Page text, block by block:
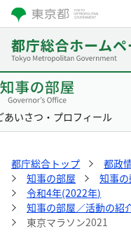
あいさつ・プロフィール
都庁総合トップ 都政
知事の部屋
知事の
令和4年(2022年)
知事の部屋／活動の紹
東京マラソン2021